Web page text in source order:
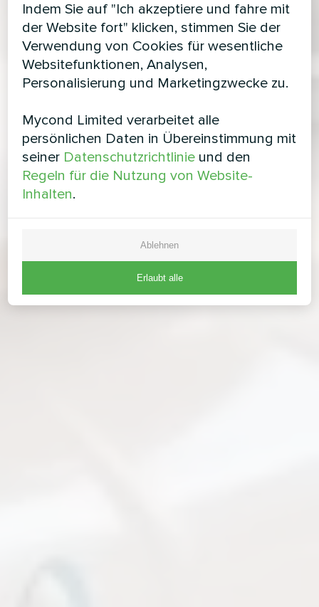
Indem Sie auf "Ich akzeptiere und fahre mit
der Website fort" klicken, stimmen Sie der
Verwendung von Cookies für wesentliche
Websitefunktionen, Analysen,
Personalisierung und Marketingzwecke zu.
Mycond Limited verarbeitet alle
persönlichen Daten in Übereinstimmung mit
seiner Datenschutzrichtlinie und den
Regeln für die Nutzung von Website-
Inhalten.
Ablehnen
Erlaubt alle